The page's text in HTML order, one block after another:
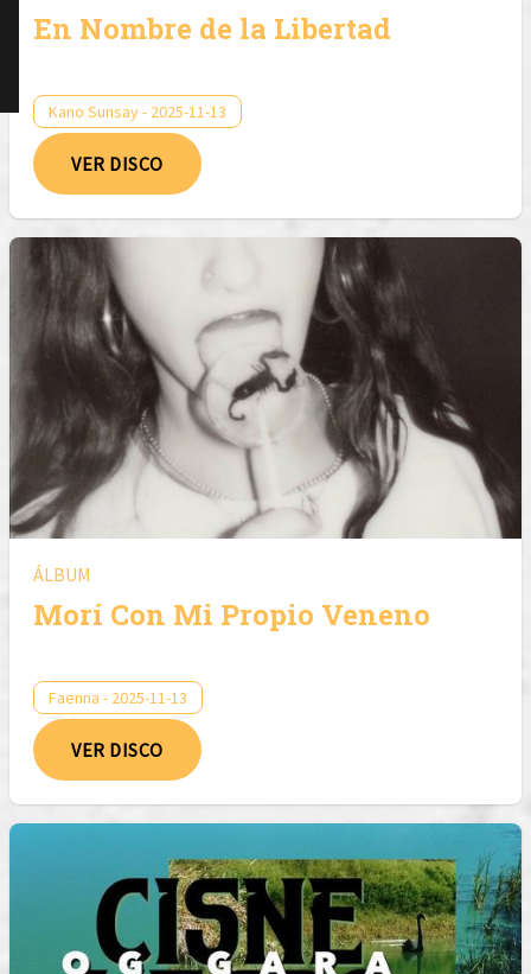
En Nombre de la Libertad
Kano Sunsay - 2025-11-13
VER DISCO
ÁLBUM
Morí Con Mi Propio Veneno
Faenna - 2025-11-13
VER DISCO